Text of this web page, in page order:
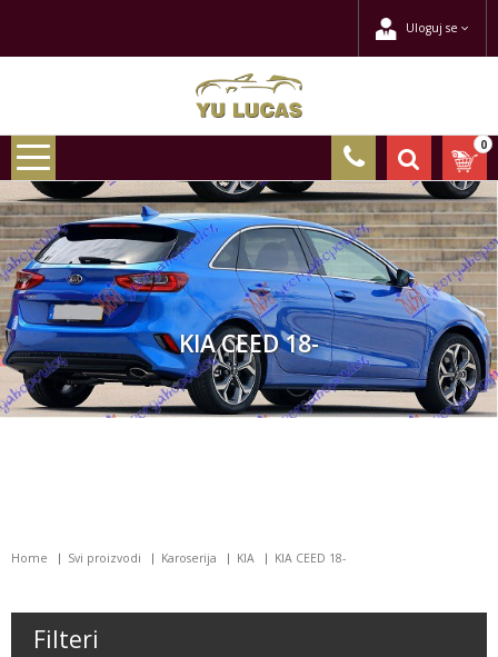
Uloguj se
0
KIA CEED 18-
Home Svi proizvodi Karoserija KIA KIA CEED 18-
Filteri